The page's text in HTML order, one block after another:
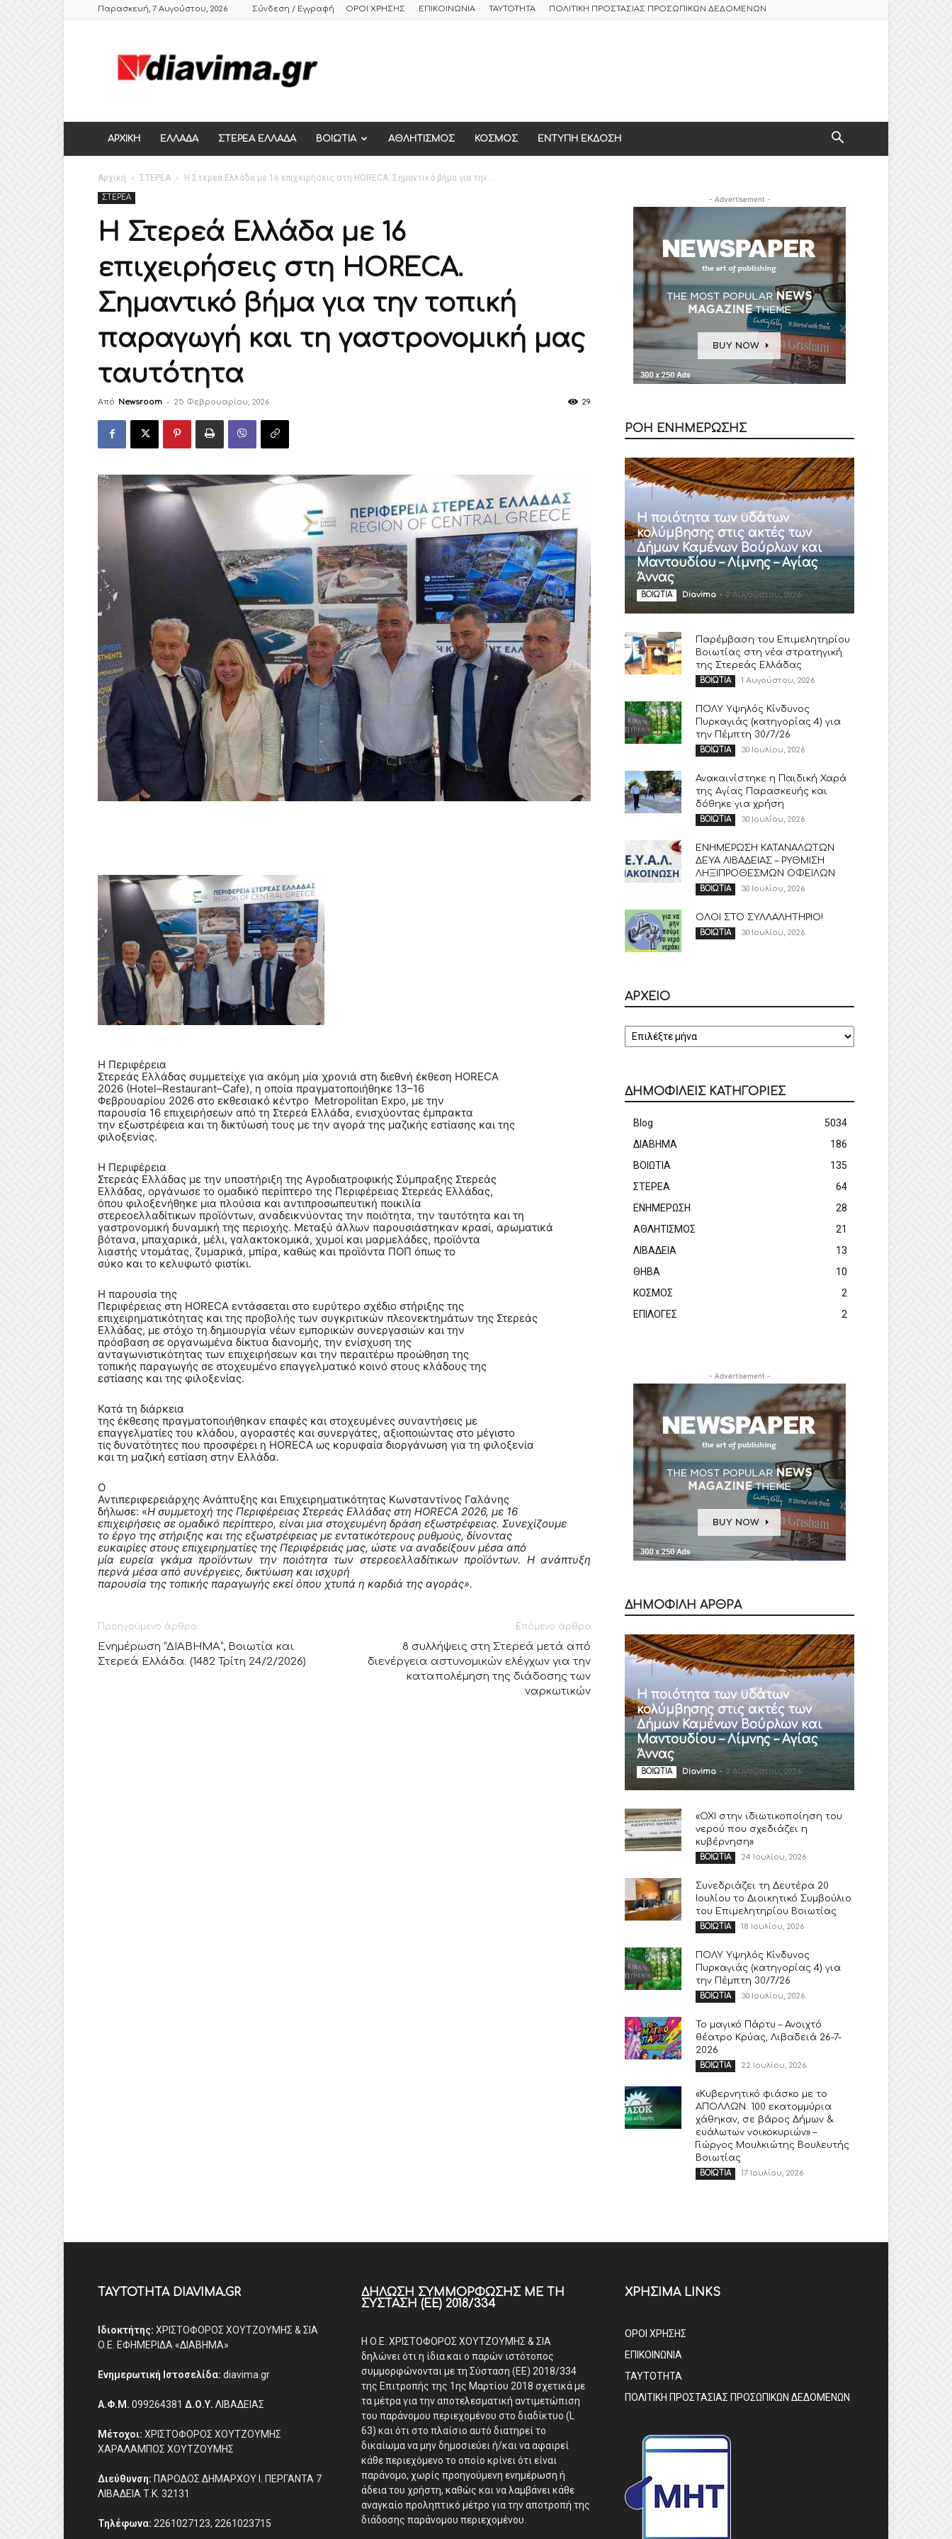
Παρασκευή, 7 Αυγούστου, 2026 Σύνδεση / Εγγραφή ΟΡΟΙ ΧΡΗΣΗΣ ΕΠΙΚΟΙΝΩΝΙΑ ΤΑΥΤΟΤΗΤΑ ΠΟΛΙΤΙΚΗ ΠΡΟΣΤΑΣΙΑΣ ΠΡΟΣΩΠΙΚΩΝ ΔΕΔΟΜΕΝΩΝ
ΕΒΔΟΜΑΔΙΑΙΑ
ΠΟΛΙΤΙΚΗ
ΕΛΛΑΔΑΣ,
ΘΗΒΑ
ΑΡΧΙΚΗ ΕΛΛΑΔΑ ΣΤΕΡΕΑ ΕΛΛΑΔΑ ΒΟΙΩΤΙΑ ΑΘΛΗΤΙΣΜΟΣ ΚΟΣΜΟΣ ΕΝΤΥΠΗ ΕΚΔΟΣΗ
Αρχική ΣΤΕΡΕΑ Η Στερεά Ελλάδα με 16 επιχειρήσεις στη HORECA. Σημαντικό βήμα για την...
ΣΤΕΡΕΑ
Η Στερεά Ελλάδα με 16
επιχειρήσεις στη HORECA.
Σημαντικό βήμα για την τοπική
παραγωγή και τη γαστρονομική μας
ταυτότητα
Από Newsroom - 25 Φεβρουαρίου, 2026 29
Η Περιφέρεια
Στερεάς Ελλάδας συμμετείχε για ακόμη μία χρονιά στη διεθνή έκθεση HORECA
2026 (Hotel–Restaurant–Cafe), η οποία πραγματοποιήθηκε 13–16
Φεβρουαρίου 2026 στο εκθεσιακό κέντρο Metropolitan Expo, με την
παρουσία 16 επιχειρήσεων από τη Στερεά Ελλάδα, ενισχύοντας έμπρακτα
την εξωστρέφεια και τη δικτύωσή τους με την αγορά της μαζικής εστίασης και της
φιλοξενίας.
H Περιφέρεια
Στερεάς Ελλάδας με την υποστήριξη της Αγροδιατροφικής Σύμπραξης Στερεάς
Ελλάδας, οργάνωσε το ομαδικό περίπτερο της Περιφέρειας Στερεάς Ελλάδας,
όπου φιλοξενήθηκε μια πλούσια και αντιπροσωπευτική ποικιλία
στερεοελλαδίτικων προϊόντων, αναδεικνύοντας την ποιότητα, την ταυτότητα και τη
γαστρονομική δυναμική της περιοχής. Μεταξύ άλλων παρουσιάστηκαν κρασί, αρωματικά
βότανα, μπαχαρικά, μέλι, γαλακτοκομικά, χυμοί και μαρμελάδες, προϊόντα
λιαστής ντομάτας, ζυμαρικά, μπίρα, καθώς και προϊόντα ΠΟΠ όπως το
σύκο και το κελυφωτό φιστίκι.
Η παρουσία της
Περιφέρειας στη HORECA εντάσσεται στο ευρύτερο σχέδιο στήριξης της
επιχειρηματικότητας και της προβολής των συγκριτικών πλεονεκτημάτων της Στερεάς
Ελλάδας, με στόχο τη δημιουργία νέων εμπορικών συνεργασιών και την
πρόσβαση σε οργανωμένα δίκτυα διανομής, την ενίσχυση της
ανταγωνιστικότητας των επιχειρήσεων και την περαιτέρω προώθηση της
τοπικής παραγωγής σε στοχευμένο επαγγελματικό κοινό στους κλάδους της
εστίασης και της φιλοξενίας.
Κατά τη διάρκεια
της έκθεσης πραγματοποιήθηκαν επαφές και στοχευμένες συναντήσεις με
επαγγελματίες του κλάδου, αγοραστές και συνεργάτες, αξιοποιώντας στο μέγιστο
τις δυνατότητες που προσφέρει η HORECA ως κορυφαία διοργάνωση για τη φιλοξενία
και τη μαζική εστίαση στην Ελλάδα.
Ο
Αντιπεριφερειάρχης Ανάπτυξης και Επιχειρηματικότητας Κωνσταντίνος Γαλάνης
δήλωσε: «Η συμμετοχή της Περιφέρειας Στερεάς Ελλάδας στη HORECA 2026, με 16
επιχειρήσεις σε ομαδικό περίπτερο, είναι μια στοχευμένη δράση εξωστρέφειας. Συνεχίζουμε
το έργο της στήριξης και της εξωστρέφειας με εντατικότερους ρυθμούς, δίνοντας
ευκαιρίες στους επιχειρηματίες της Περιφέρειάς μας, ώστε να αναδείξουν μέσα από
μία ευρεία γκάμα προϊόντων την ποιότητα των στερεοελλαδίτικων προϊόντων. Η ανάπτυξη
περνά μέσα από συνέργειες, δικτύωση και ισχυρή
παρουσία της τοπικής παραγωγής εκεί όπου χτυπά η καρδιά της αγοράς».
Προηγούμενο άρθρο
Ενημέρωση “ΔΙΑΒΗΜΑ”, Βοιωτία και
Στερεά Ελλάδα. (1482 Τρίτη 24/2/2026)
Επόμενο άρθρο
8 συλλήψεις στη Στερεά μετά από
διενέργεια αστυνομικών ελέγχων για την
καταπολέμηση της διάδοσης των
ναρκωτικών
- Advertisement -
ΡΟΗ ΕΝΗΜΕΡΩΣΗΣ
Η ποιότητα των υδάτων
κολύμβησης στις ακτές των
Δήμων Καμένων Βούρλων και
Μαντουδίου – Λίμνης – Αγίας
Άννας
ΒΟΙΩΤΙΑ Diavima - 2 Αυγούστου, 2026
Παρέμβαση του Επιμελητηρίου
Βοιωτίας στη νέα στρατηγική
της Στερεάς Ελλάδας
ΒΟΙΩΤΙΑ 1 Αυγούστου, 2026
ΠΟΛΥ Υψηλός Κίνδυνος
Πυρκαγιάς (κατηγορίας 4) για
την Πέμπτη 30/7/26
ΒΟΙΩΤΙΑ 30 Ιουλίου, 2026
Ανακαινίστηκε η Παιδική Χαρά
της Αγίας Παρασκευής και
δόθηκε για χρήση
ΒΟΙΩΤΙΑ 30 Ιουλίου, 2026
ΕΝΗΜΕΡΩΣΗ ΚΑΤΑΝΑΛΩΤΩΝ
ΔΕΥΑ ΛΙΒΑΔΕΙΑΣ – ΡΥΘΜΙΣΗ
ΛΗΞΙΠΡΟΘΕΣΜΩΝ ΟΦΕΙΛΩΝ
ΒΟΙΩΤΙΑ 30 Ιουλίου, 2026
ΟΛΟΙ ΣΤΟ ΣΥΛΛΑΛΗΤΗΡΙΟ!
ΒΟΙΩΤΙΑ 30 Ιουλίου, 2026
ΑΡΧΕΙΟ
ΔΗΜΟΦΙΛΕΙΣ ΚΑΤΗΓΟΡΙΕΣ
Blog
5034
ΔΙΑΒΗΜΑ
186
ΒΟΙΩΤΙΑ
135
ΣΤΕΡΕΑ
64
ΕΝΗΜΕΡΩΣΗ
28
ΑΘΛΗΤΙΣΜΟΣ
21
ΛΙΒΑΔΕΙΑ
13
ΘΗΒΑ
10
ΚΟΣΜΟΣ
2
ΕΠΙΛΟΓΕΣ
2
- Advertisement -
ΔΗΜΟΦΙΛΗ ΑΡΘΡΑ
Η ποιότητα των υδάτων
κολύμβησης στις ακτές των
Δήμων Καμένων Βούρλων και
Μαντουδίου – Λίμνης – Αγίας
Άννας
ΒΟΙΩΤΙΑ Diavima - 2 Αυγούστου, 2026
«ΟΧΙ στην ιδιωτικοποίηση του
νερού που σχεδιάζει η
κυβέρνηση»
ΒΟΙΩΤΙΑ 24 Ιουλίου, 2026
Συνεδριάζει τη Δευτέρα 20
Ιουλίου το Διοικητικό Συμβούλιο
του Επιμελητηρίου Βοιωτίας
ΒΟΙΩΤΙΑ 18 Ιουλίου, 2026
ΠΟΛΥ Υψηλός Κίνδυνος
Πυρκαγιάς (κατηγορίας 4) για
την Πέμπτη 30/7/26
ΒΟΙΩΤΙΑ 30 Ιουλίου, 2026
Το μαγικό Πάρτυ – Ανοιχτό
θέατρο Κρύας, Λιβαδειά 26-7-
2026
ΒΟΙΩΤΙΑ 22 Ιουλίου, 2026
«Κυβερνητικό φιάσκο με το
ΑΠΟΛΛΩΝ. 100 εκατομμύρια
χάθηκαν, σε βάρος Δήμων &
ευάλωτων νοικοκυριών» –
Γιώργος Μουλκιώτης Βουλευτής
Βοιωτίας
ΒΟΙΩΤΙΑ 17 Ιουλίου, 2026
ΤΑΥΤΟΤΗΤΑ DIAVIMA.GR
Ιδιοκτήτης: ΧΡΙΣΤΟΦΟΡΟΣ ΧΟΥΤΖΟΥΜΗΣ & ΣΙΑ
Ο.Ε. ΕΦΗΜΕΡΙΔΑ «ΔΙΑΒΗΜΑ»
Ενημερωτική Ιστοσελίδα: diavima.gr
Α.Φ.Μ. 099264381 Δ.Ο.Υ. ΛΙΒΑΔΕΙΑΣ
Μέτοχοι: ΧΡΙΣΤΟΦΟΡΟΣ ΧΟΥΤΖΟΥΜΗΣ
ΧΑΡΑΛΑΜΠΟΣ ΧΟΥΤΖΟΥΜΗΣ
Διεύθυνση: ΠΑΡΟΔΟΣ ΔΗΜΑΡΧΟΥ Ι. ΠΕΡΓΑΝΤΑ 7
ΛΙΒΑΔΕΙΑ Τ.Κ. 32131
Τηλέφωνα: 2261027123, 2261023715
ΔΉΛΩΣΗ ΣΥΜΜΌΡΦΩΣΗΣ ΜΕ ΤΗ
ΣΎΣΤΑΣΗ (ΕΕ) 2018/334
Η Ο.Ε. ΧΡΙΣΤΟΦΟΡΟΣ ΧΟΥΤΖΟΥΜΗΣ & ΣΙΑ
δηλώνει ότι η ίδια και ο παρών ιστότοπος
συμμορφώνονται με τη Σύσταση (ΕΕ) 2018/334
της Επιτροπής της 1ης Μαρτίου 2018 σχετικά με
τα μέτρα για την αποτελεσματική αντιμετώπιση
του παράνομου περιεχομένου στο διαδίκτυο (L
63) και ότι στο πλαίσιο αυτό διατηρεί το
δικαίωμα να μην δημοσιεύει ή/και να αφαιρεί
κάθε περιεχόμενο το οποίο κρίνει ότι είναι
παράνομο, χωρίς προηγούμενη ενημέρωση ή
άδεια του χρήστη, καθώς και να λαμβάνει κάθε
αναγκαίο προληπτικό μέτρο για την αποτροπή της
διάδοσης παράνομου περιεχομένου.
ΧΡΗΣΙΜΑ LINKS
ΟΡΟΙ ΧΡΗΣΗΣ
ΕΠΙΚΟΙΝΩΝΙΑ
ΤΑΥΤΟΤΗΤΑ
ΠΟΛΙΤΙΚΗ ΠΡΟΣΤΑΣΙΑΣ ΠΡΟΣΩΠΙΚΩΝ ΔΕΔΟΜΕΝΩΝ